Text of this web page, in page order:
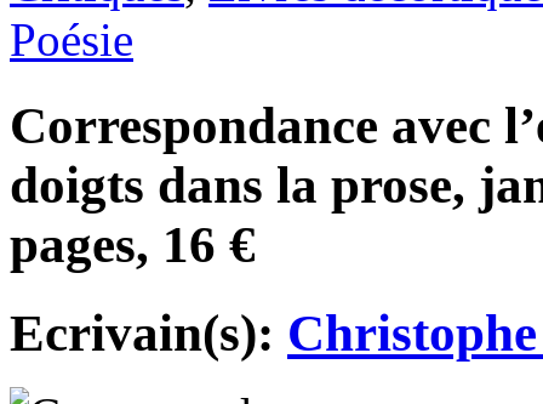
Poésie
Correspondance avec
doigts dans la prose,
pages, 16 €
Ecrivain(s):